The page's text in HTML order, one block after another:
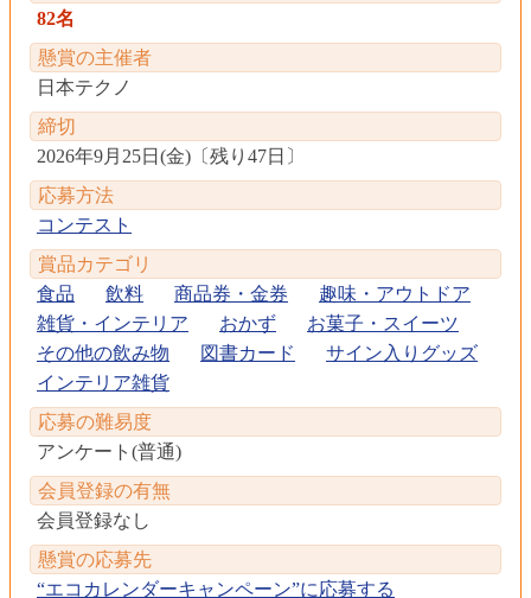
82名
懸賞の主催者
日本テクノ
締切
2026年9月25日(金) 〔残り47日 〕
応募方法
コンテスト
賞品カテゴリ
食品
飲料 商品券・金券
趣味・アウトドア
雑貨・インテリア
おかず
お菓子・スイーツ
その他の飲み物
図書カード
サイン入りグッズ
インテリア雑貨
応募の難易度
アンケート(普通)
会員登録の有無
会員登録なし
懸賞の応募先
“エコカレンダーキャンペーン”に応募する